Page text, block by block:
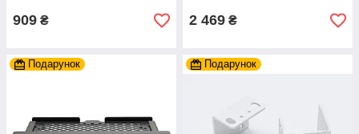
909 ₴ 2 469 ₴
Подарунок Подарунок